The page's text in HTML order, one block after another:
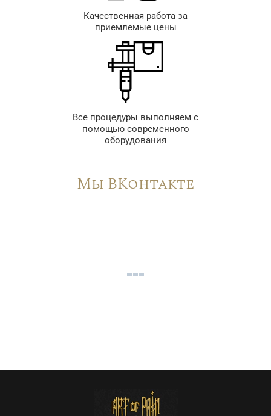
Качественная работа за
приемлемые цены
Все процедуры выполняем с
помощью современного
оборудования
Мы ВКонтакте